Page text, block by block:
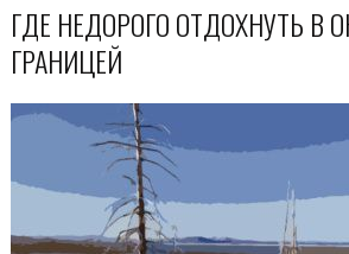
ГДЕ НЕДОРОГО ОТДОХНУТЬ В
ГРАНИЦЕЙ